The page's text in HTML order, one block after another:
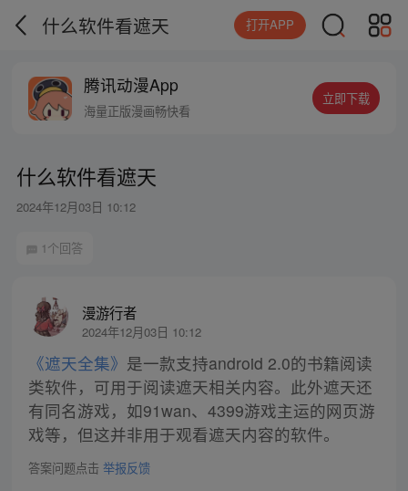
什么软件看遮天 打开APP
腾讯动漫App
海量正版漫画畅快看
立即下载
什么软件看遮天
2024年12月03日 10:12
1个回答
漫游行者
2024年12月03日 10:12
《遮天全集》 是一款支持android 2.0的书籍阅读
类软件，可用于阅读遮天相关内容。此外遮天还
有同名游戏，如91wan、4399游戏主运的网页游
戏等，但这并非用于观看遮天内容的软件。
答案问题点击 举报反馈